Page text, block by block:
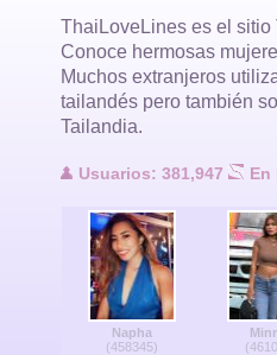
Intro
Contáctenos
Hombres en línea
Mujeres en línea
ThaiLoveLines es el sitio
Conoce hermosas
Muchos extranjeros
tailandés pero también
Tailandia.
Usuarios: 381,947 En
Napha
(458345)